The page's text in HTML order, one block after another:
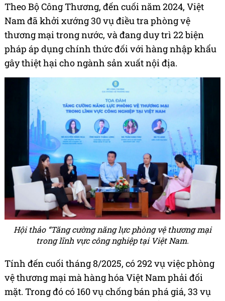
Theo Bộ Công Thương, đến cuối năm 2024, Việt
Nam đã khởi xướng 30 vụ điều tra phòng vệ
thương mại trong nước, và đang duy trì 22 biện
pháp áp dụng chính thức đối với hàng nhập khẩu
gây thiệt hại cho ngành sản xuất nội địa.
Hội thảo “Tăng cường năng lực phòng vệ thương mại
trong lĩnh vực công nghiệp tại Việt Nam.
Tính đến cuối tháng 8/2025, có 292 vụ việc phòng
vệ thương mại mà hàng hóa Việt Nam phải đối
mặt. Trong đó có 160 vụ chống bán phá giá, 33 vụ